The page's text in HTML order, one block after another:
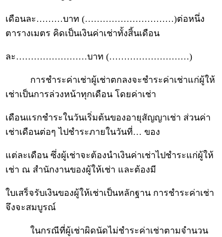
เดือนละ………บาท (…………………………)ต่อหนึ่ง
ตารางเมตร คิดเป็นเงินค่าเช่าทั้งสิ้นเดือน
ละ……………………บาท (………………………)
การชำระค่าเช่าผู้เช่าตกลงจะชำระค่าเช่าแก่ผู้ให้
เช่าเป็นการล่วงหน้าทุกเดือน โดยค่าเช่า
เดือนแรกชำระในวันเริ่มต้นของอายุสัญญาเช่า ส่วนค่า
เช่าเดือนต่อๆ ไปชำระภายในวันที่… ของ
แต่ละเดือน ซึ่งผู้เช่าจะต้องนำเงินค่าเช่าไปชำระแก่ผู้ให้
เช่า ณ สำนักงานของผู้ให้เช่า และต้องมี
ใบเสร็จรับเงินของผู้ให้เช่าเป็นหลักฐาน การชำระค่าเช่า
จึงจะสมบูรณ์
ในกรณีที่ผู้เช่าผิดนัดไม่ชำระค่าเช่าตามจำนวน